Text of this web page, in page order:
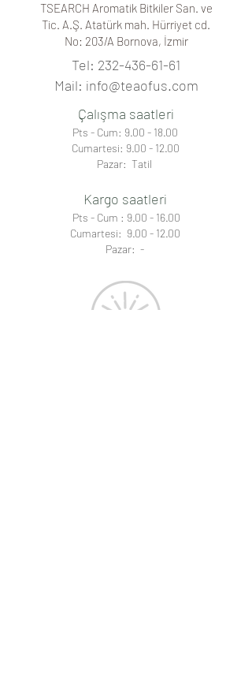
özenle hazırlanmış ışık ve hava
geçirmeyen paket içermektedir. Bir
TEA OF USpaketi 200-300 mL su ile
french press veya demlik içerisinde
En son hasat ve en taze bitki çayları
parçalama, karıştırma ve dolum
amaçlı makineler kullanılmadan tek
tek hazırlanır. Paketleme şekliyle
size servis kolaylığını sağlayan ve en
bitki çaylarını deneyiniz.
TSEARCH Aromatik Bitkiler San. ve
Tic. A.Ş. Atatürk mah. Hürriyet cd.
No: 203/A Bornova, İzmir
Tel: 232-436-61-61
Mail: info@teaofus.com
Çalışma saatleri
Pts - Cum: 9.00 - 18.00
Cumartesi: 9.00 - 12.00
Pazar: Tatil
Kargo saatleri
Pts - Cum : 9.00 - 16.00
Cumartesi: 9.00 - 12.00
Pazar: -